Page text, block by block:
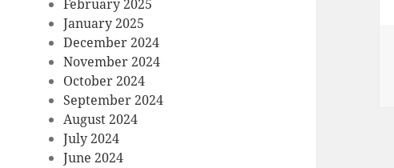
February 2025
January 2025
December 2024
November 2024
October 2024
September 2024
August 2024
July 2024
June 2024